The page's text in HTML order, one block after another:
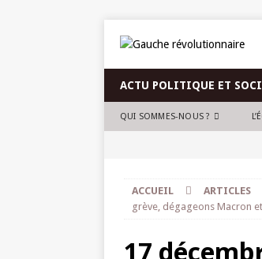
ACTU POLITIQUE ET
QUI SOMMES-NOUS ?
ACCUEIL ARTICLES
grève, dégageons Macron
17